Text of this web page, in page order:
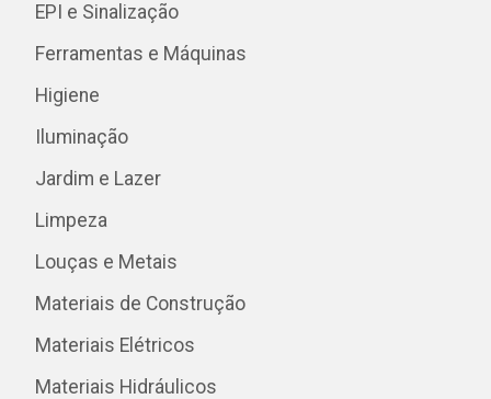
EPI e Sinalização
Ferramentas e Máquinas
Higiene
Iluminação
Jardim e Lazer
Limpeza
Louças e Metais
Materiais de Construção
Materiais Elétricos
Materiais Hidráulicos